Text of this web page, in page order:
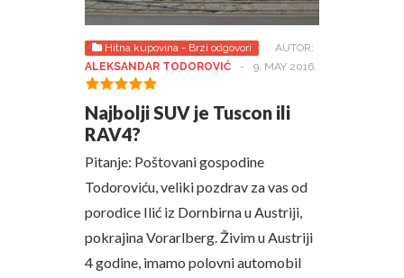
Hitna kupovina - Brzi odgovori
AUTOR:
ALEKSANDAR TODOROVIĆ
- 9. MAY 2016.
Najbolji SUV je Tuscon ili
RAV4?
Pitanje: Poštovani gospodine
Todoroviću, veliki pozdrav za vas od
porodice Ilić iz Dornbirna u Austriji,
pokrajina Vorarlberg. Živim u Austriji
4 godine, imamo polovni automobil